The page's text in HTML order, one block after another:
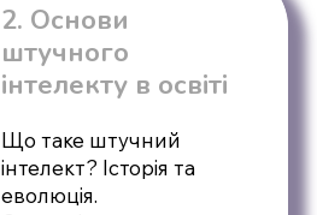
2. Основи
штучного
інтелекту в освіті
Що таке штучний
інтелект? Історія та
еволюція.